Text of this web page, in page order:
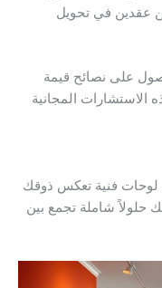
عقدين في تحويل
على نصائح قيمة
الاستشارات المجانية
فنية تعكس ذوقك
حلولاً شاملة تجمع بين